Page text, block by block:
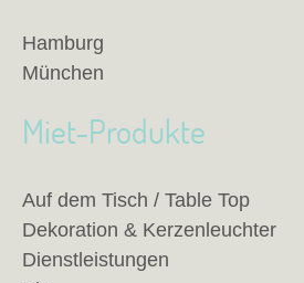
Hamburg
München
Miet-Produkte
Auf dem Tisch / Table Top
Dekoration & Kerzenleuchter
Dienstleistungen